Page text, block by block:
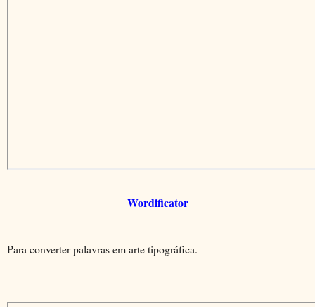
Wordificator
Para converter palavras em arte tipográfica.